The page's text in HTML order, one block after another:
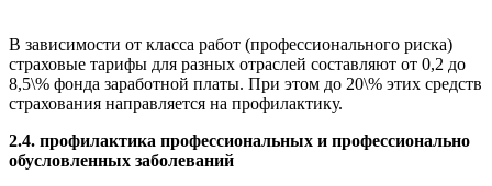
В зависимости от класса работ (профессионального риска)
страховые тарифы для разных отраслей составляют от 0,2 до
8,5\% фонда заработной платы. При этом до 20\% этих средств
страхования направляется на профилактику.
2.4. профилактика профессиональных и профессионально
обусловленных заболеваний